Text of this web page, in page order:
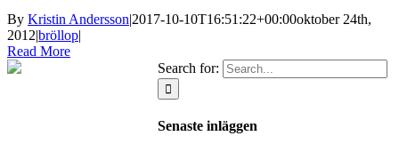
By Kristin Andersson|2017-10-10T16:51:22+00:00oktober 24th,
2012|bröllop|
Read More
Search for:
Senaste inläggen